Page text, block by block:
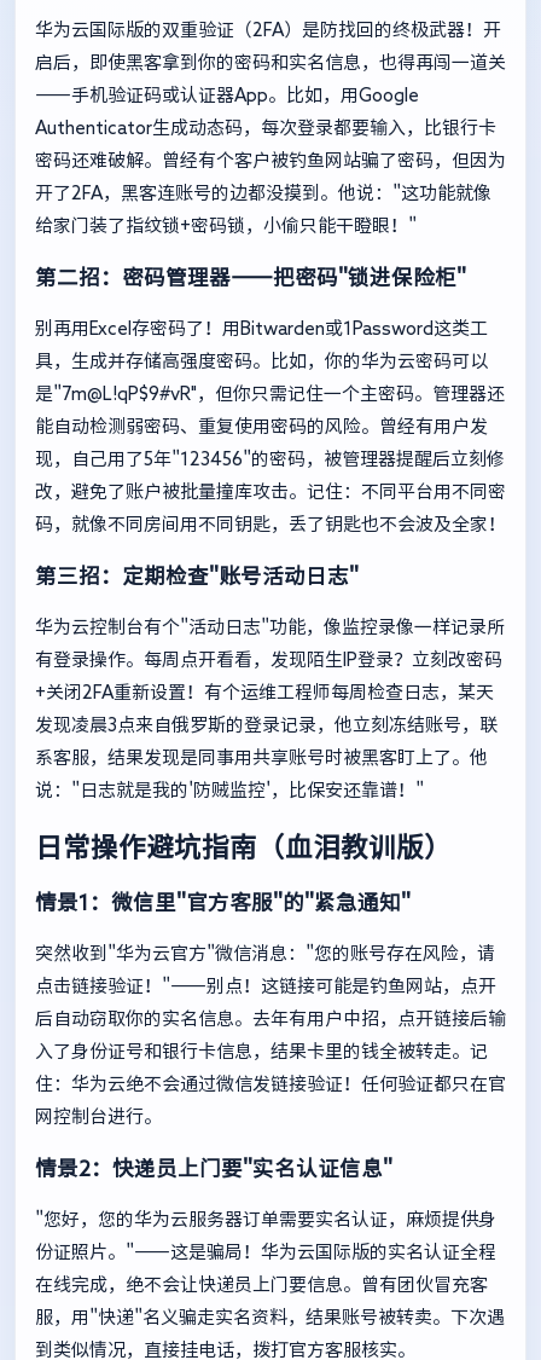
华为云国际版的双重验证（2FA）是防找回的终极武器！开
启后，即使黑客拿到你的密码和实名信息，也得再闯一道关
——手机验证码或认证器App。比如，用Google
Authenticator生成动态码，每次登录都要输入，比银行卡
密码还难破解。曾经有个客户被钓鱼网站骗了密码，但因为
开了2FA，黑客连账号的边都没摸到。他说："这功能就像
给家门装了指纹锁+密码锁，小偷只能干瞪眼！"
第二招：密码管理器——把密码"锁进保险柜"
别再用Excel存密码了！用Bitwarden或1Password这类工
具，生成并存储高强度密码。比如，你的华为云密码可以
是"7m@L!qP$9#vR"，但你只需记住一个主密码。管理器还
能自动检测弱密码、重复使用密码的风险。曾经有用户发
现，自己用了5年"123456"的密码，被管理器提醒后立刻修
改，避免了账户被批量撞库攻击。记住：不同平台用不同密
码，就像不同房间用不同钥匙，丢了钥匙也不会波及全家！
第三招：定期检查"账号活动日志"
华为云控制台有个"活动日志"功能，像监控录像一样记录所
有登录操作。每周点开看看，发现陌生IP登录？立刻改密码
+关闭2FA重新设置！有个运维工程师每周检查日志，某天
发现凌晨3点来自俄罗斯的登录记录，他立刻冻结账号，联
系客服，结果发现是同事用共享账号时被黑客盯上了。他
说："日志就是我的'防贼监控'，比保安还靠谱！"
日常操作避坑指南（血泪教训版）
情景1：微信里"官方客服"的"紧急通知"
突然收到"华为云官方"微信消息："您的账号存在风险，请
点击链接验证！"——别点！这链接可能是钓鱼网站，点开
后自动窃取你的实名信息。去年有用户中招，点开链接后输
入了身份证号和银行卡信息，结果卡里的钱全被转走。记
住：华为云绝不会通过微信发链接验证！任何验证都只在官
网控制台进行。
情景2：快递员上门要"实名认证信息"
"您好，您的华为云服务器订单需要实名认证，麻烦提供身
份证照片。"——这是骗局！华为云国际版的实名认证全程
在线完成，绝不会让快递员上门要信息。曾有团伙冒充客
服，用"快递"名义骗走实名资料，结果账号被转卖。下次遇
到类似情况，直接挂电话，拨打官方客服核实。